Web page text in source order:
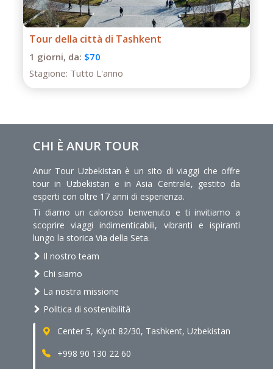
Tour della città di Tashkent
1 giorni, da: $70
Stagione: Tutto L'anno
CHI È ANUR TOUR
Anur Tour Uzbekistan è un sito di viaggi che offre
tour in Uzbekistan e in Asia Centrale, gestito da
esperti con oltre 17 anni di esperienza.
Ti diamo un caloroso benvenuto e ti invitiamo a
scoprire viaggi indimenticabili, vibranti e ispiranti
lungo la storica Via della Seta.
Il nostro team
Chi siamo
La nostra missione
Politica di sostenibilità
Center 5, Kiyot 82/30, Tashkent, Uzbekistan
+998 90 130 22 60